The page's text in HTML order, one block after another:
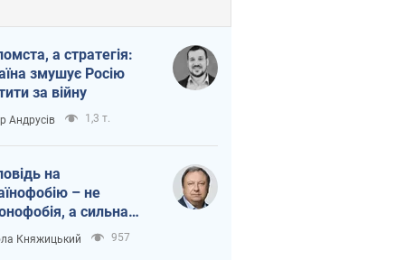
а стратегія:
змушує Росію
за війну
Андрусів 1,3 т.
на
– не
а сильна
держава
Княжицький 957